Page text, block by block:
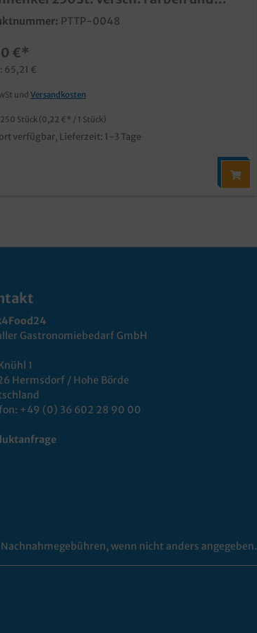
PTTP-0048
€*
65,21 €
und Versandkosten
250 Stück (0,22 €* / 1 Stück)
verfügbar, Lieferzeit: 1-3 Tage
Gastronomiebedarf GmbH
1
Hermsdorf / Hohe Börde
+49 (0) 36 602 28 90 00
wenn nicht anders angegeben.